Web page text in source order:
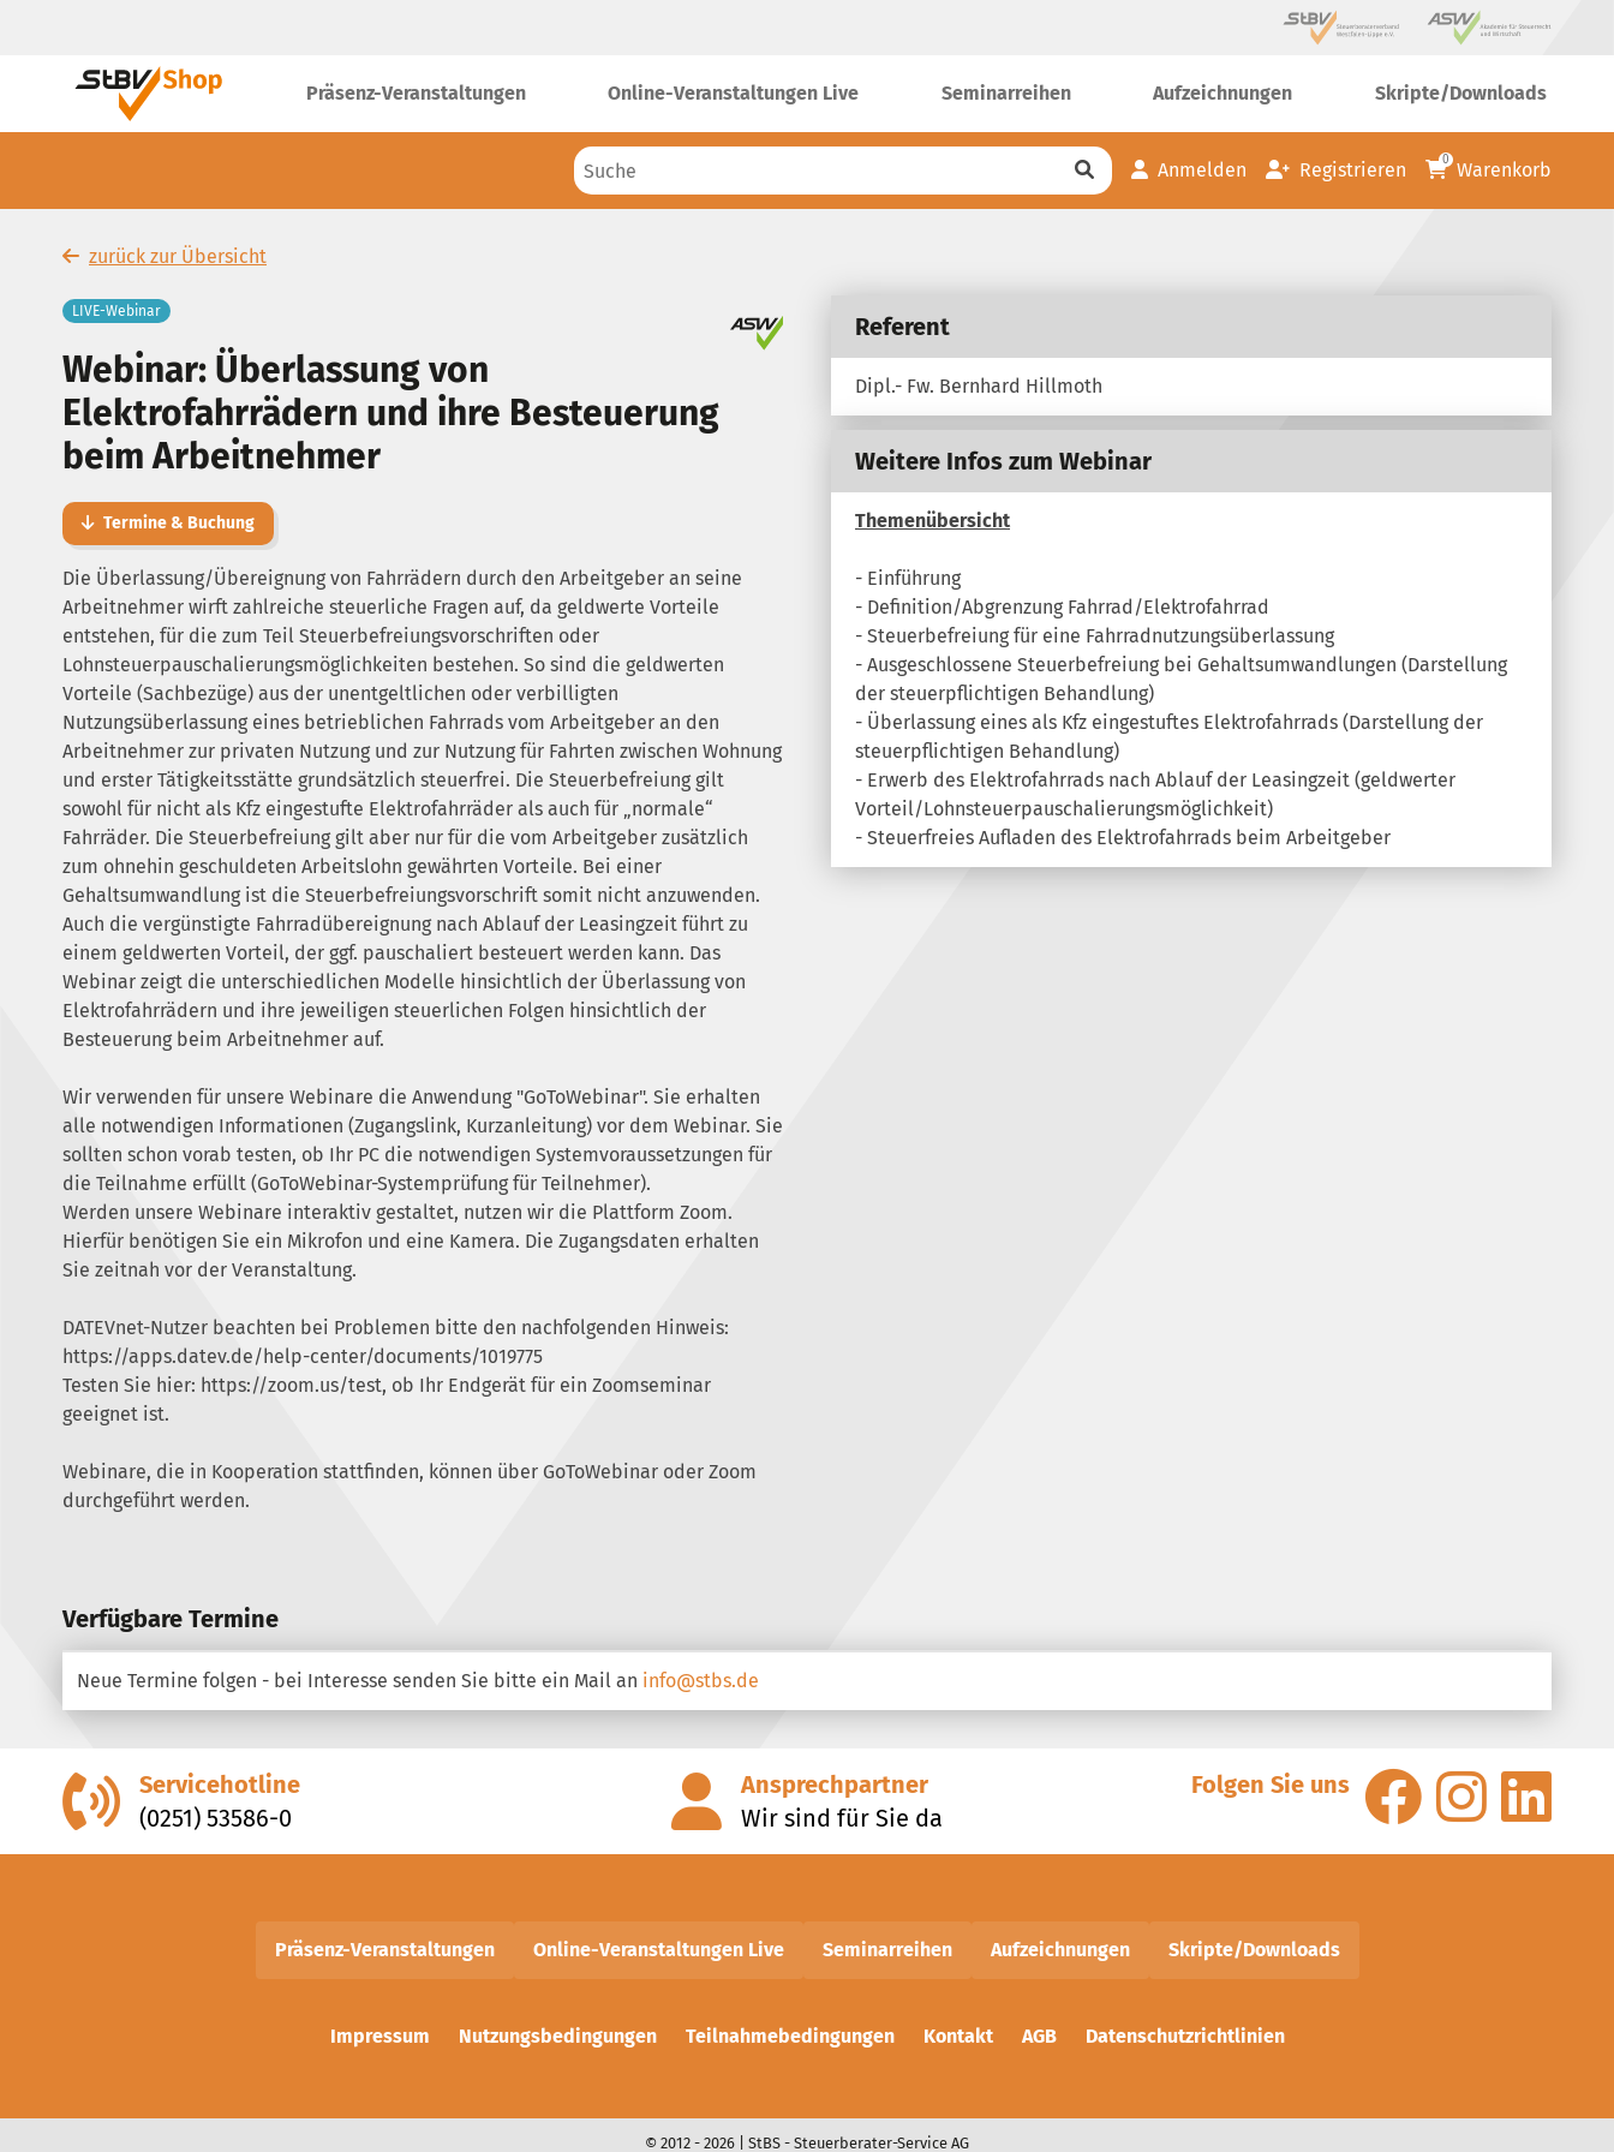
Präsenz-Veranstaltungen Online-Veranstaltungen Live Seminarreihen Aufzeichnungen Skripte/Downloads
Anmelden Registrieren 0 Warenkorb
zurück zur Übersicht
LIVE-Webinar
Webinar: Überlassung von
Elektrofahrrädern und ihre Besteuerung
beim Arbeitnehmer
Termine & Buchung
Die Überlassung/Übereignung von Fahrrädern durch den Arbeitgeber an seine
Arbeitnehmer wirft zahlreiche steuerliche Fragen auf, da geldwerte Vorteile
entstehen, für die zum Teil Steuerbefreiungsvorschriften oder
Lohnsteuerpauschalierungsmöglichkeiten bestehen. So sind die geldwerten
Vorteile (Sachbezüge) aus der unentgeltlichen oder verbilligten
Nutzungsüberlassung eines betrieblichen Fahrrads vom Arbeitgeber an den
Arbeitnehmer zur privaten Nutzung und zur Nutzung für Fahrten zwischen Wohnung
und erster Tätigkeitsstätte grundsätzlich steuerfrei. Die Steuerbefreiung gilt
sowohl für nicht als Kfz eingestufte Elektrofahrräder als auch für „normale“
Fahrräder. Die Steuerbefreiung gilt aber nur für die vom Arbeitgeber zusätzlich
zum ohnehin geschuldeten Arbeitslohn gewährten Vorteile. Bei einer
Gehaltsumwandlung ist die Steuerbefreiungsvorschrift somit nicht anzuwenden.
Auch die vergünstigte Fahrradübereignung nach Ablauf der Leasingzeit führt zu
einem geldwerten Vorteil, der ggf. pauschaliert besteuert werden kann. Das
Webinar zeigt die unterschiedlichen Modelle hinsichtlich der Überlassung von
Elektrofahrrädern und ihre jeweiligen steuerlichen Folgen hinsichtlich der
Besteuerung beim Arbeitnehmer auf.
Wir verwenden für unsere Webinare die Anwendung "GoToWebinar". Sie erhalten
alle notwendigen Informationen (Zugangslink, Kurzanleitung) vor dem Webinar. Sie
sollten schon vorab testen, ob Ihr PC die notwendigen Systemvoraussetzungen für
die Teilnahme erfüllt (GoToWebinar-Systemprüfung für Teilnehmer).
Werden unsere Webinare interaktiv gestaltet, nutzen wir die Plattform Zoom.
Hierfür benötigen Sie ein Mikrofon und eine Kamera. Die Zugangsdaten erhalten
Sie zeitnah vor der Veranstaltung.
DATEVnet-Nutzer beachten bei Problemen bitte den nachfolgenden Hinweis:
https://apps.datev.de/help-center/documents/1019775
Testen Sie hier: https://zoom.us/test, ob Ihr Endgerät für ein Zoomseminar
geeignet ist.
Webinare, die in Kooperation stattfinden, können über GoToWebinar oder Zoom
durchgeführt werden.
Referent
Dipl.- Fw. Bernhard Hillmoth
Weitere Infos zum Webinar
Themenübersicht
- Einführung
- Definition/Abgrenzung Fahrrad/Elektrofahrrad
- Steuerbefreiung für eine Fahrradnutzungsüberlassung
- Ausgeschlossene Steuerbefreiung bei Gehaltsumwandlungen (Darstellung
der steuerpflichtigen Behandlung)
- Überlassung eines als Kfz eingestuftes Elektrofahrrads (Darstellung der
steuerpflichtigen Behandlung)
- Erwerb des Elektrofahrrads nach Ablauf der Leasingzeit (geldwerter
Vorteil/Lohnsteuerpauschalierungsmöglichkeit)
- Steuerfreies Aufladen des Elektrofahrrads beim Arbeitgeber
Verfügbare Termine
Neue Termine folgen - bei Interesse senden Sie bitte ein Mail an info@stbs.de
Servicehotline
(0251) 53586-0
Ansprechpartner
Wir sind für Sie da
Folgen Sie uns
Präsenz-Veranstaltungen Online-Veranstaltungen Live Seminarreihen Aufzeichnungen Skripte/Downloads
Impressum Nutzungsbedingungen Teilnahmebedingungen Kontakt AGB Datenschutzrichtlinien
© 2012 - 2026 | StBS - Steuerberater-Service AG